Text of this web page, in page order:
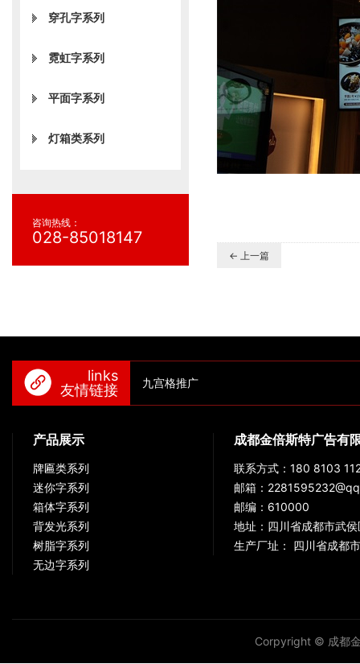
穿孔字系列
霓虹字系列
平面字系列
灯箱类系列
咨询热线：
028-85018147
← 上一篇
links
友情链接
九宫格推广
产品展示
牌匾类系列
迷你字系列
箱体字系列
背发光系列
树脂字系列
无边字系列
成都金倍斯特广告有
联系方式：180 8103
邮箱：
邮编：610000
地址：四川省成都市武
生产厂址： 四川省成都
Corpyright © 成都